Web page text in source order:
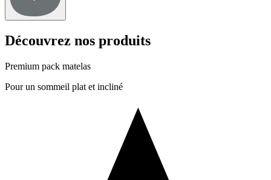
Découvrez nos produits
Premium pack matelas
Pour un sommeil plat et incliné